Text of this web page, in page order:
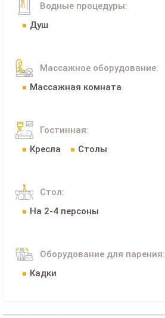
Водные процедуры:
Душ
Массажное оборудование:
Массажная комната
Гостинная:
Кресла
Столы
Стол:
На 2-4 персоны
Оборудование для парения:
Кадки